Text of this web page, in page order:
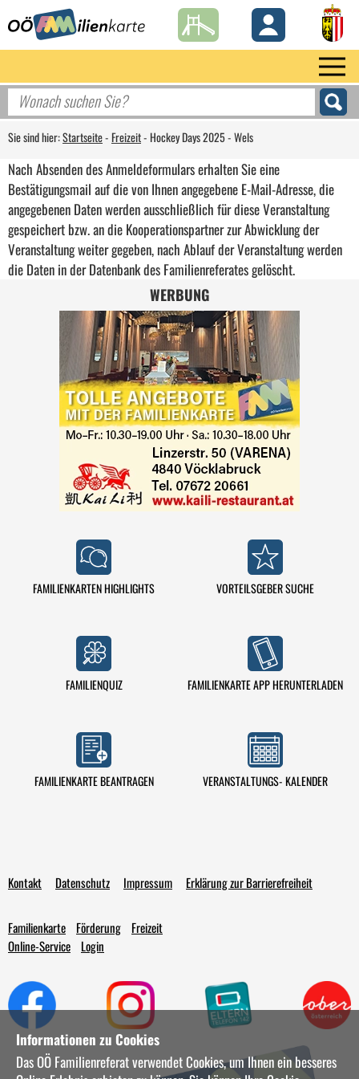
Informationen zu Cookies
Das OÖ Familienreferat verwendet Cookies, um Ihnen ein besseres
Sie sind hier:Startseite-Freizeit-Hockey Days 2025 - Wels
Nach Absenden des Anmeldeformulars erhalten Sie eine
Bestätigungsmail auf die von Ihnen angegebene E-Mail-Adresse, die
angegebenen Daten werden ausschließlich für diese Veranstaltung
gespeichert bzw. an die Kooperationspartner zur Abwicklung der
Veranstaltung weiter gegeben, nach Ablauf der Veranstaltung werden
die Daten in der Datenbank des Familienreferates gelöscht.
WERBUNG
Kontakt Datenschutz Impressum Erklärung zur Barrierefreiheit
Familienkarte Förderung
Freizeit
Online-Service
Login
FAMILIENKARTEN HIGHLIGHTS VORTEILSGEBER SUCHE
FAMILIENQUIZ FAMILIENKARTE APP HERUNTERLADEN
FAMILIENKARTE BEANTRAGEN VERANSTALTUNGS- KALENDER